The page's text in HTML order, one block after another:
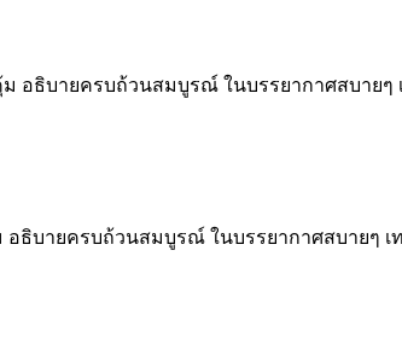
อธิบายครบถ้วนสมบูรณ์ ในบรรยากาศสบายๆ
ธิบายครบถ้วนสมบูรณ์ ในบรรยากาศสบายๆ เ